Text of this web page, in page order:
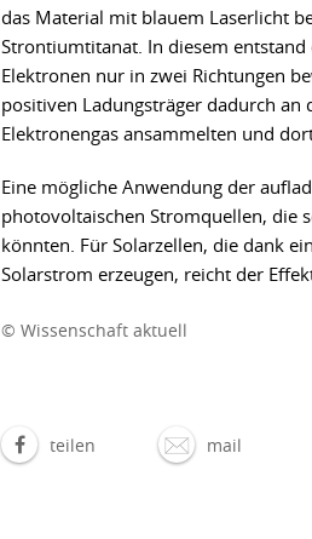
das Material mit blauem Laserlicht
Strontiumtitanat. In diesem
Elektronen nur in zwei Richtungen
positiven Ladungsträger dadurch an
Elektronengas ansammelten und
Eine mögliche Anwendung der
photovoltaischen Stromquellen, die
könnten. Für Solarzellen, die dank
Solarstrom erzeugen, reicht der
© Wissenschaft aktuell
teilen mail